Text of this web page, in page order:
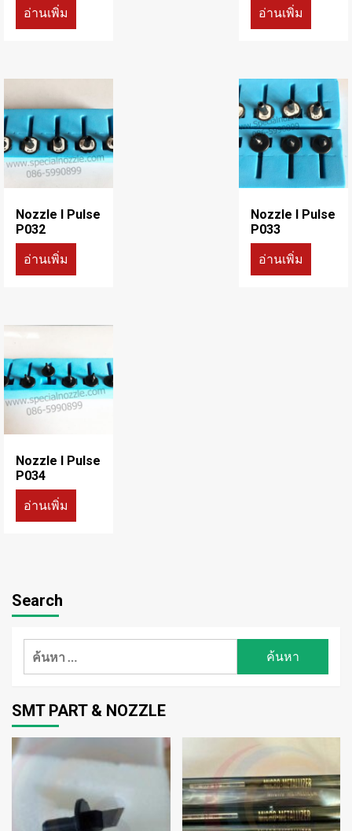
อ่านเพิ่ม
อ่านเพิ่ม
Nozzle I Pulse
P032
อ่านเพิ่ม
Nozzle I Pulse
P033
อ่านเพิ่ม
Nozzle I Pulse
P034
อ่านเพิ่ม
Search
ค้นหา
SMT PART & NOZZLE